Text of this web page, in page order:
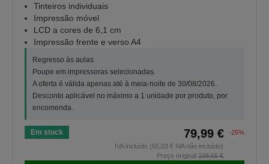
Tinteiros individuais
Impressão móvel
LCD a cores de 6,1 cm
Impressão frente e verso A4
Regresso às aulas
Poupe em impressoras selecionadas.
A oferta é válida apenas até à meia-noite de 30/08/2026.
Desconto aplicável no máximo a 1 unidade por produto, por
encomenda.
Em stock 79,99 €
-26%
IVA incluído (65,03 € IVA não incluído)
Preço original 108,65 €